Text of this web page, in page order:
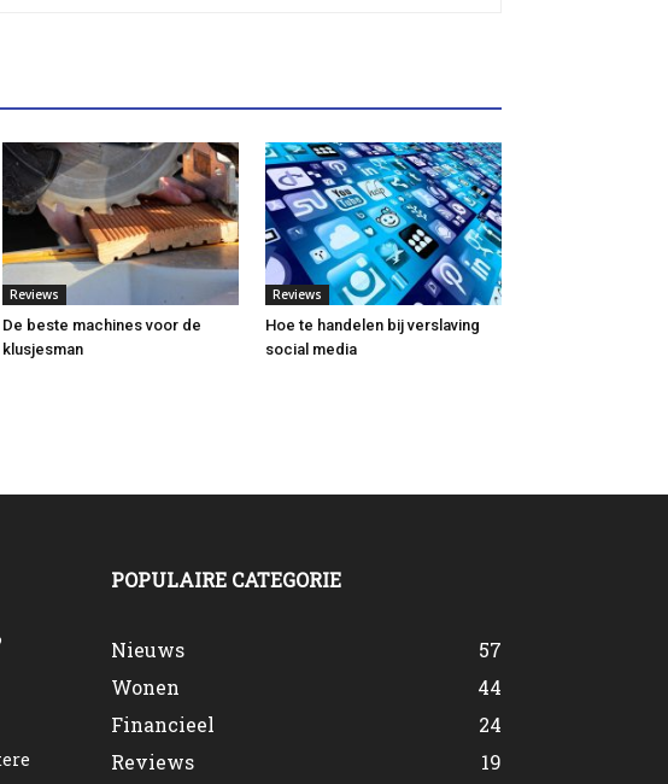
Reviews
De beste machines voor de
klusjesman
Reviews
Hoe te handelen bij verslaving
social media
POPULAIRE CATEGORIE
Nieuws
57
Wonen
44
Financieel
24
Reviews
19